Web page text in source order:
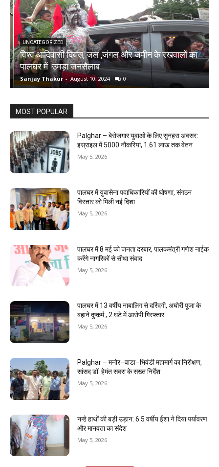
UNCATEGORIZED
विश्व आदिवासी दिवस, जल ,जंगल और जमीन के रखवालों का
पालघर में उमड़ा जनसैलाब
Sanjay Thakur - August 10, 2024 0
MOST POPULAR
Palghar – बेरोजगार युवाओं के लिए सुनहरा अवसर:
इस्राइल में 5000 नौकरियां, ₹1.61 लाख तक वेतन
May 5, 2026
पालघर में युवासेना पदाधिकारियों की घोषणा, संगठन
विस्तार को मिली नई दिशा
May 5, 2026
पालघर में 8 मई को जनता दरबार, पालकमंत्री गणेश नाईक
करेंगे नागरिकों से सीधा संवाद
May 5, 2026
पालघर में 13 वर्षीय नाबालिग से दरिंदगी, अघोरी पूजा के
बहाने दुष्कर्म , 2 घंटे में आरोपी गिरफ्तार
May 5, 2026
Palghar – मनोर–वाडा–भिवंडी महामार्ग का निरीक्षण,
सांसद डॉ. हेमंत सवरा के सख्त निर्देश
May 5, 2026
नन्हे हाथों की बड़ी उड़ान: 6.5 वर्षीय ईशा ने दिया पर्यावरण
और मानवता का संदेश
May 5, 2026